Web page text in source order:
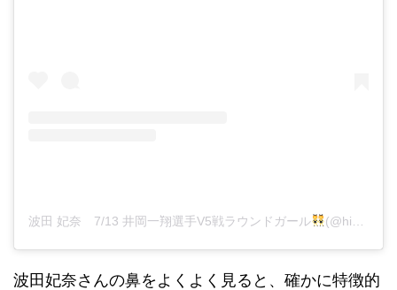
波田 妃奈 7/13 井岡一翔選手V5戦ラウンドガール (@hina__fitness)がシェアした投稿
波田妃奈さんの鼻をよくよく見ると、確かに特徴的